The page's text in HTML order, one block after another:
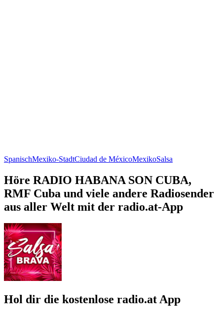
SpanischMexiko-StadtCiudad de MéxicoMexikoSalsa
Höre RADIO HABANA SON CUBA,
RMF Cuba und viele andere Radiosender
aus aller Welt mit der radio.at-App
Hol dir die kostenlose radio.at App